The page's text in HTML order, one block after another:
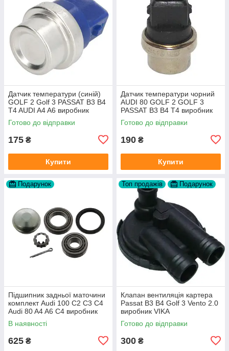
Датчик температури (синій)
GOLF 2 Golf 3 PASSAT B3 B4
T4 AUDI A4 A6 виробник
Topran Німеччина
Готово до відправки
175 ₴
Купити
Датчик температури чорний
AUDI 80 GOLF 2 GOLF 3
PASSAT B3 B4 T4 виробник
TOPRAN Німеччина
Готово до відправки
190 ₴
Купити
Подарунок
Підшипник задньої маточини
комплект Audi 100 C2 C3 C4
Audi 80 A4 A6 C4 виробник
FAG
В наявності
625 ₴
Топ продажів Подарунок
Клапан вентиляція картера
Passat B3 B4 Golf 3 Vento 2.0
виробник VIKA
Готово до відправки
300 ₴